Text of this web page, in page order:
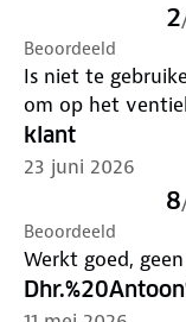
2
Beoordeeld
Is niet te
om op het
klant
23 juni 2026
8
Beoordeeld
Werkt goed,